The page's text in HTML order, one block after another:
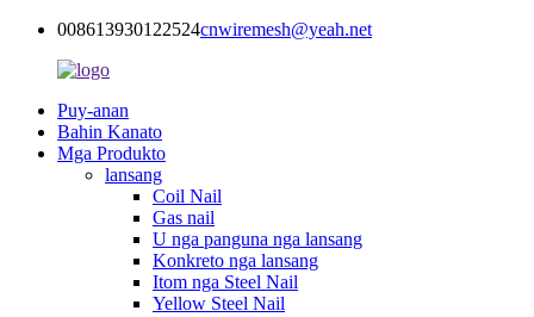
008613930122524cnwiremesh@yeah.net
Puy-anan
Bahin Kanato
Mga Produkto
lansang
Coil Nail
Gas nail
U nga panguna nga lansang
Konkreto nga lansang
Itom nga Steel Nail
Yellow Steel Nail